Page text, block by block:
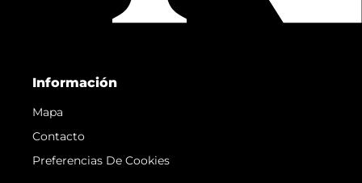
Información
Mapa
Contacto
Preferencias De Cookies